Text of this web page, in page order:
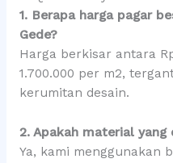
1. Berapa harga pagar
Gede?
Harga berkisar antara
1.700.000 per m2,
kerumitan desain.
2. Apakah material
Ya, kami menggunakan